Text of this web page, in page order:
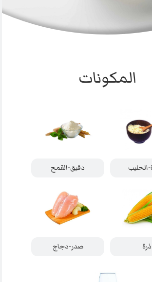
المكونات
الحليب دقيق-القمح
ذرة صدر-دجاج